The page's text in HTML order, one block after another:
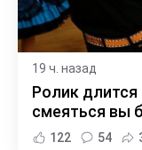
19 ч. назад
Ролик длится
смеяться вы
122 54